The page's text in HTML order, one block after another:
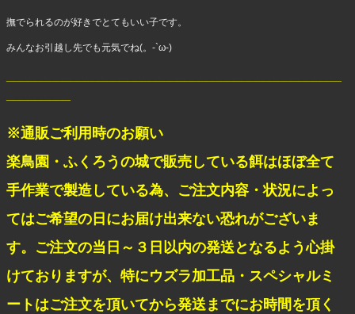
撫でられるのが好きでとてもいい子です。
みんなお引越し先でも元気でね(。-`ω-)
※通販ご利用時のお願い
楽鳥園・ふくろうの城で販売している餌はほぼ全て
手作業で製造している為、ご注文内容・状況によっ
てはご希望の日にお届け出来ない恐れがございま
す。ご注文の当日～３日以内の発送となるよう心掛
けておりますが、特にウズラ加工品・スペシャルミ
ートはご注文を頂いてから発送までにお時間を頂く